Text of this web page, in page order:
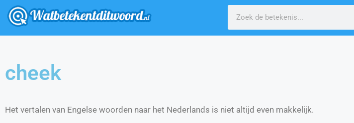
cheek
Het vertalen van Engelse woorden naar het Nederlands is niet altijd even makkelijk.